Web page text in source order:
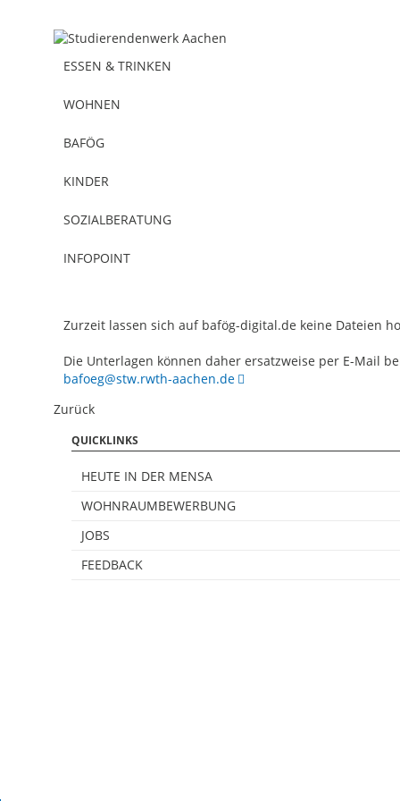
ESSEN & TRINKEN
WOHNEN
BAFÖG
KINDER
SOZIALBERATUNG
INFOPOINT
Zurzeit lassen sich auf bafög-digital.de keine Dateien
Die Unterlagen können daher ersatzweise per E-Mail
bafoeg@stw.rwth-aachen.de
Zurück
QUICKLINKS
HEUTE IN DER MENSA
WOHNRAUMBEWERBUNG
JOBS
FEEDBACK